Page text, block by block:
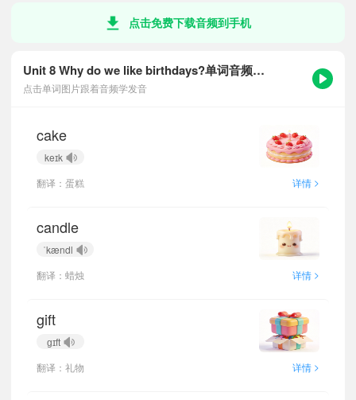
点击免费下载音频到手机
Unit 8 Why do we like birthdays?单词音频跟读
点击单词图片跟着音频学发音
cake
keɪk
翻译：蛋糕
详情 >
candle
ˈkændl
翻译：蜡烛
详情 >
gift
ɡɪft
翻译：礼物
详情 >